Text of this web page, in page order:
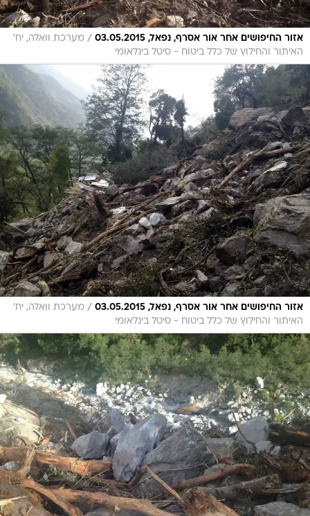
אזור החיפושים אחר אור אסרף, נפאל, 03.05.2015 / מערכת וואלה, יח'
האיתור והחילוץ של כלל ביטוח - סיטל בינלאומי
אזור החיפושים אחר אור אסרף, נפאל, 03.05.2015 / מערכת וואלה, יח'
האיתור והחילוץ של כלל ביטוח - סיטל בינלאומי